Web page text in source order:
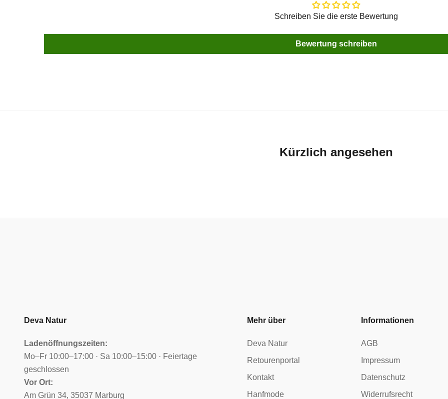
Schreiben Sie die erste Bewertung
Bewertung schreiben
Kürzlich angesehen
Deva Natur
Ladenöffnungszeiten:
Mo–Fr 10:00–17:00 · Sa 10:00–15:00 · Feiertage
geschlossen
Vor Ort:
Am Grün 34, 35037 Marburg
Mehr über
Deva Natur
Retourenportal
Kontakt
Hanfmode
Informationen
AGB
Impressum
Datenschutz
Widerrufsrecht